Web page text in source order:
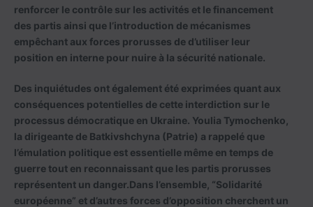
renforcer le contrôle sur les activités et le financement
des partis ainsi que l’introduction de mécanismes
empêchant aux forces prorusses de d’utiliser leur
position en interne pour nuire à la sécurité nationale.
Des inquiétudes ont également été exprimées quant aux
conséquences potentielles de cette interdiction sur le
processus démocratique en Ukraine. Youlia Tymochenko,
la dirigeante de Batkivshchyna (Patrie) a rappelé que
l’émulation politique est essentielle même en temps de
guerre tout en reconnaissant que les partis prorusses
représentent un danger.Dans l’ensemble, “Solidarité
européenne” et d’autres forces d’opposition cherchent un